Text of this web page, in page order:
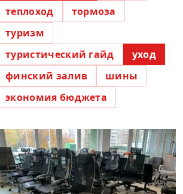
теплоход
тормоза
туризм
туристический гайд
уход
финский залив
шины
экономия бюджета